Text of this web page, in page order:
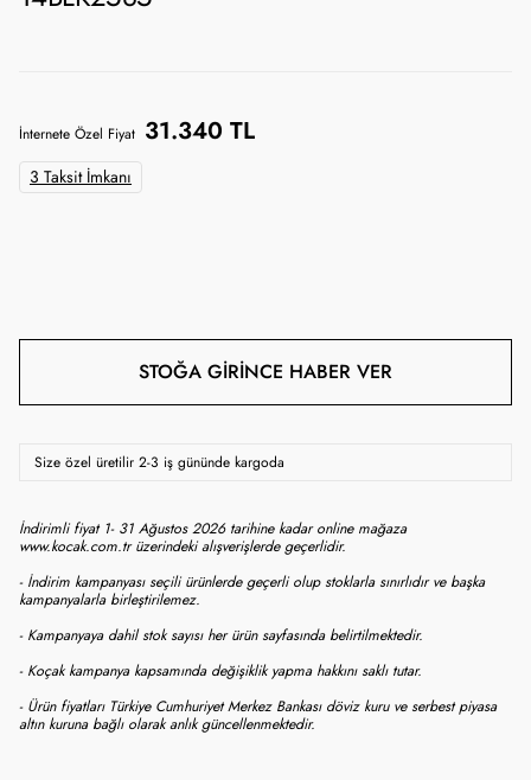
İnternete Özel Fiyat 31.340 TL
3 Taksit İmkanı
STOĞA GIRINCE HABER VER
Size özel üretilir 2-3 iş gününde kargoda
İndirimli fiyat 1- 31 Ağustos 2026 tarihine kadar online mağaza
www.kocak.com.tr üzerindeki alışverişlerde geçerlidir.
- İndirim kampanyası seçili ürünlerde geçerli olup stoklarla sınırlıdır ve başka
kampanyalarla birleştirilemez.
- Kampanyaya dahil stok sayısı her ürün sayfasında belirtilmektedir.
- Koçak kampanya kapsamında değişiklik yapma hakkını saklı tutar.
- Ürün fiyatları Türkiye Cumhuriyet Merkez Bankası döviz kuru ve serbest piyasa
altın kuruna bağlı olarak anlık güncellenmektedir.